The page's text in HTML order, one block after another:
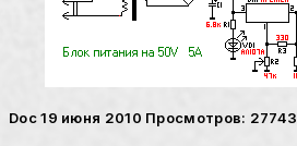
Doc 19 июня 2010 Просмотров: 27743